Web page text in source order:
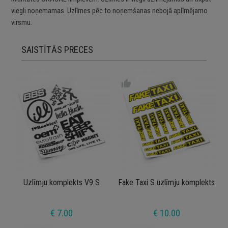
viegli noņemamas. Uzlīmes pēc to noņemšanas nebojā aplīmējamo
virsmu.
SAISTĪTĀS PRECES
Uzlīmju komplekts V9 S
€ 7.00
Fake Taxi S uzlīmju komplekts
€ 10.00
thumb_up